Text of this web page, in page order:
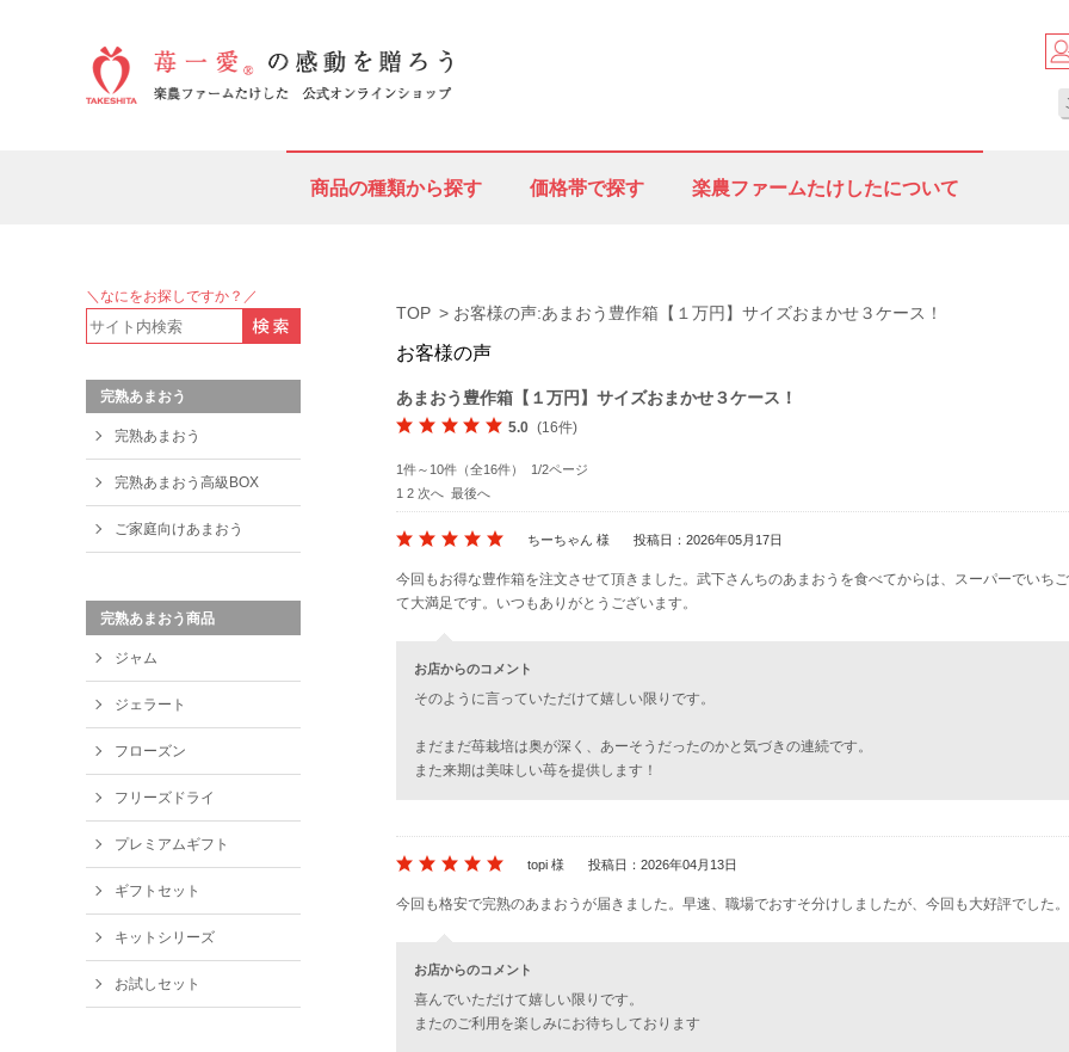
商品の種類から探す 価格帯で探す 楽農ファームたけしたについて
TOP お客様の声:あまおう豊作箱【１万円】サイズおまかせ３ケース！
お客様の声
あまおう豊作箱【１万円】サイズおまかせ３ケース！
5.0 (16件)
1件～10件（全16件） 1/2ページ
1 2 次へ 最後へ
ちーちゃん 様 投稿日：2026年05月17日
今回もお得な豊作箱を注文させて頂きました。武下さんちのあまおうを食べてからは、スーパーでいち
て大満足です。いつもありがとうございます。
お店からのコメント
そのように言っていただけて嬉しい限りです。
まだまだ苺栽培は奥が深く、あーそうだったのかと気づきの連続です。
また来期は美味しい苺を提供します！
topi 様 投稿日：2026年04月13日
今回も格安で完熟のあまおうが届きました。早速、職場でおすそ分けしましたが、今回も大好評でした。
お店からのコメント
喜んでいただけて嬉しい限りです。
またのご利用を楽しみにお待ちしております
＼なにをお探しですか？／
完熟あまおう
完熟あまおう
完熟あまおう高級BOX
ご家庭向けあまおう
完熟あまおう商品
ジャム
ジェラート
フローズン
フリーズドライ
プレミアムギフト
ギフトセット
キットシリーズ
お試しセット